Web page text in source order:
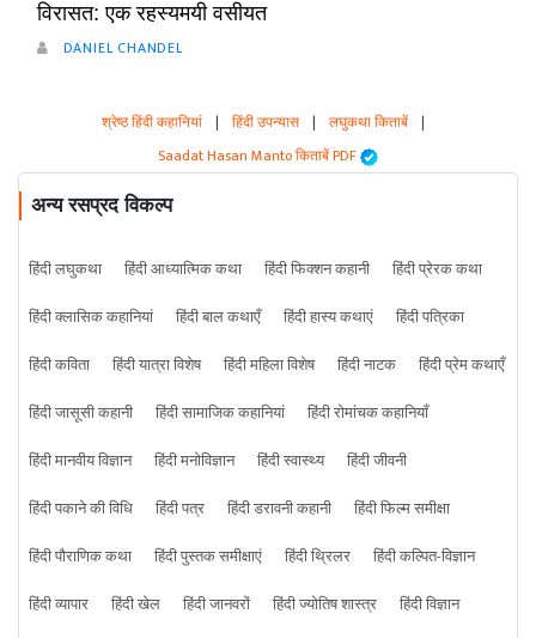
विरासत: एक रहस्यमयी वसीयत
DANIEL CHANDEL
श्रेष्ठ हिंदी कहानियां | हिंदी उपन्यास | लघुकथा किताबें |
Saadat Hasan Manto किताबें PDF
अन्य रसप्रद विकल्प
हिंदी लघुकथा हिंदी आध्यात्मिक कथा हिंदी फिक्शन कहानी
हिंदी प्रेरक कथा
हिंदी क्लासिक कहानियां
हिंदी बाल कथाएँ हिंदी हास्य कथाएं
हिंदी पत्रिका
हिंदी कविता
हिंदी यात्रा विशेष हिंदी महिला विशेष हिंदी नाटक
हिंदी प्रेम कथाएँ
हिंदी जासूसी कहानी
हिंदी सामाजिक कहानियां
हिंदी रोमांचक कहानियाँ
हिंदी मानवीय विज्ञान
हिंदी मनोविज्ञान हिंदी स्वास्थ्य
हिंदी जीवनी
हिंदी पकाने की विधि
हिंदी पत्र हिंदी डरावनी कहानी
हिंदी फिल्म समीक्षा
हिंदी पौराणिक कथा
हिंदी पुस्तक समीक्षाएं हिंदी थ्रिलर
हिंदी कल्पित-विज्ञान
हिंदी व्यापार
हिंदी खेल हिंदी जानवरों हिंदी ज्योतिष शास्त्र
हिंदी विज्ञान